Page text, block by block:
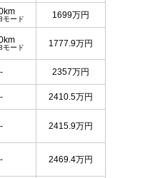
ード 1699万円
ード 1777.9万円
- 2357万円
- 2410.5万円
- 2415.9万円
- 2469.4万円